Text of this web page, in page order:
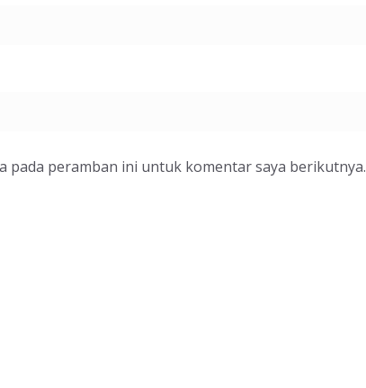
pada peramban ini untuk komentar saya berikutnya.